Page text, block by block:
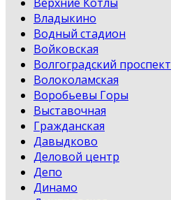
Владыкино
Водный стадион
Войковская
Волгоградский проспект
Волоколамская
Воробьевы Горы
Выставочная
Гражданская
Давыдково
Деловой центр
Депо
Динамо